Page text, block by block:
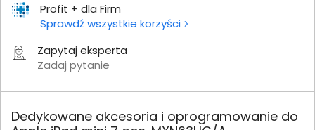
Profit + dla Firm
Sprawdź wszystkie korzyści
Zapytaj eksperta
Zadaj pytanie
Dedykowane akcesoria i oprogramowanie do